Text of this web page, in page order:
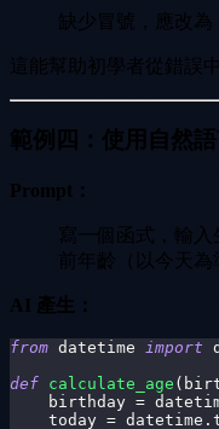
缺少冒號，應改為
這能幫助初學者從錯誤
範例四：使用自然
Prompt：
寫一個函式，輸入
前年齡（以今天為
AI 產生：
from datetime import
def calculate_age (
    birthday
=
    today
= datetime .